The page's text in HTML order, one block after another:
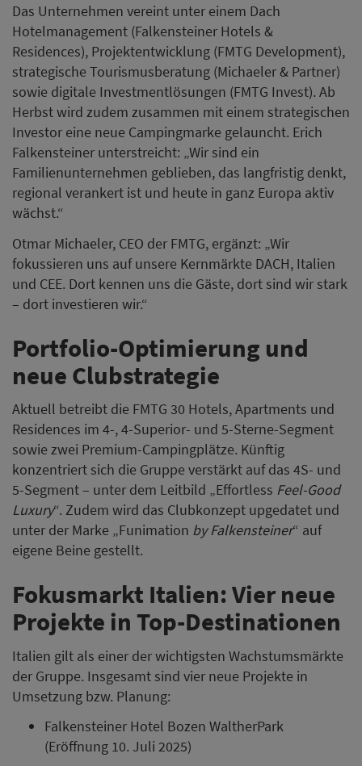
Das Unternehmen vereint unter einem Dach
Hotelmanagement (Falkensteiner Hotels &
Residences), Projektentwicklung (FMTG Development),
strategische Tourismusberatung (Michaeler & Partner)
sowie digitale Investmentlösungen (FMTG Invest). Ab
Herbst wird zudem zusammen mit einem strategischen
Investor eine neue Campingmarke gelauncht. Erich
Falkensteiner unterstreicht: „Wir sind ein
Familienunternehmen geblieben, das langfristig denkt,
regional verankert ist und heute in ganz Europa aktiv
wächst.“
Otmar Michaeler, CEO der FMTG, ergänzt: „Wir
fokussieren uns auf unsere Kernmärkte DACH, Italien
und CEE. Dort kennen uns die Gäste, dort sind wir stark
– dort investieren wir.“
Portfolio-Optimierung und
neue Clubstrategie
Aktuell betreibt die FMTG 30 Hotels, Apartments und
Residences im 4-, 4-Superior- und 5-Sterne-Segment
sowie zwei Premium-Campingplätze. Künftig
konzentriert sich die Gruppe verstärkt auf das 4S- und
5-Segment – unter dem Leitbild „Effortless Feel-Good
Luxury“. Zudem wird das Clubkonzept upgedatet und
unter der Marke „Funimation by Falkensteiner“ auf
eigene Beine gestellt.
Fokusmarkt Italien: Vier neue
Projekte in Top-Destinationen
Italien gilt als einer der wichtigsten Wachstumsmärkte
der Gruppe. Insgesamt sind vier neue Projekte in
Umsetzung bzw. Planung:
Falkensteiner Hotel Bozen WaltherPark
(Eröffnung 10. Juli 2025)